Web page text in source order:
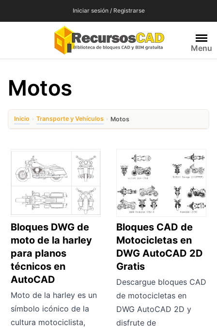
Iniciar sesión / Registrarse
Menu
Motos
Inicio › Transporte y Vehículos › Motos
Bloques DWG de
moto de la harley
para planos
técnicos en
AutoCAD
Moto de la harley es un
símbolo icónico de la
cultura motociclista,
Bloques CAD de
Motocicletas en
DWG AutoCAD 2D
Gratis
Descargue bloques CAD
de motocicletas en
DWG AutoCAD 2D y
disfrute de